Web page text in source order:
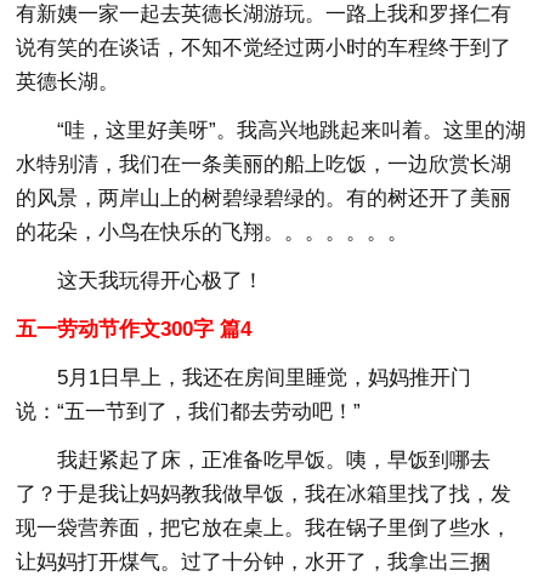
有新姨一家一起去英德长湖游玩。一路上我和罗择仁有
说有笑的在谈话，不知不觉经过两小时的车程终于到了
英德长湖。
“哇，这里好美呀”。我高兴地跳起来叫着。这里的湖
水特别清，我们在一条美丽的船上吃饭，一边欣赏长湖
的风景，两岸山上的树碧绿碧绿的。有的树还开了美丽
的花朵，小鸟在快乐的飞翔。。。。。。。
这天我玩得开心极了！
五一劳动节作文300字 篇4
5月1日早上，我还在房间里睡觉，妈妈推开门
说：“五一节到了，我们都去劳动吧！”
我赶紧起了床，正准备吃早饭。咦，早饭到哪去
了？于是我让妈妈教我做早饭，我在冰箱里找了找，发
现一袋营养面，把它放在桌上。我在锅子里倒了些水，
让妈妈打开煤气。过了十分钟，水开了，我拿出三捆